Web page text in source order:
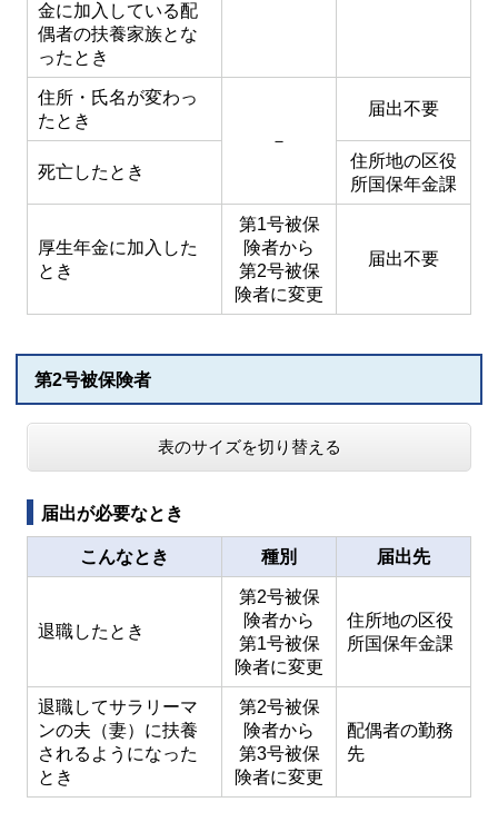
金に加入している配
偶者の扶養家族とな
ったとき
住所・氏名が変わっ
たとき
－
届出不要
死亡したとき
住所地の区役
所国保年金課
厚生年金に加入した
とき
第1号被保
険者から
第2号被保
険者に変更
届出不要
第2号被保険者
表のサイズを切り替える
届出が必要なとき
こんなとき 種別 届出先
退職したとき
第2号被保
険者から
第1号被保
険者に変更
住所地の区役
所国保年金課
退職してサラリーマ
ンの夫（妻）に扶養
されるようになった
とき
第2号被保
険者から
第3号被保
険者に変更
配偶者の勤務
先